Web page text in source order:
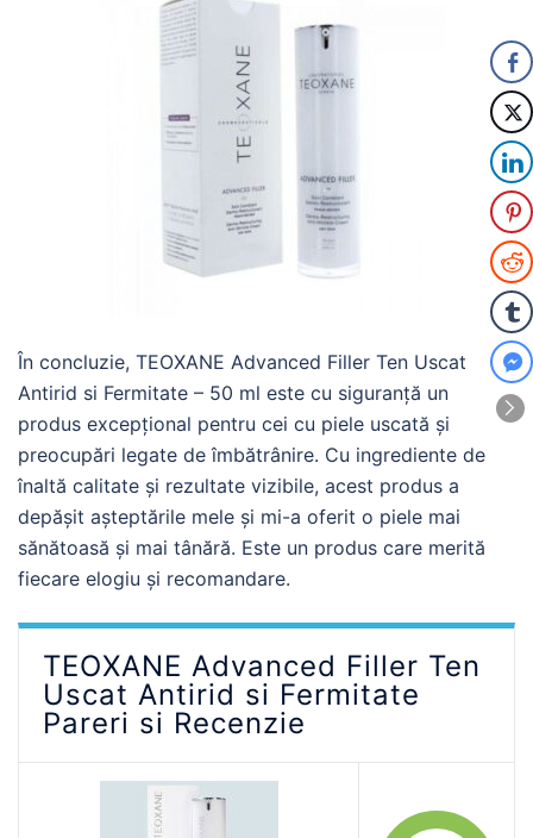
În concluzie, TEOXANE Advanced Filler Ten Uscat
Antirid si Fermitate – 50 ml este cu siguranță un
produs excepțional pentru cei cu piele uscată și
preocupări legate de îmbătrânire. Cu ingrediente de
înaltă calitate și rezultate vizibile, acest produs a
depășit așteptările mele și mi-a oferit o piele mai
sănătoasă și mai tânără. Este un produs care merită
fiecare elogiu și recomandare.
TEOXANE Advanced Filler Ten
Uscat Antirid si Fermitate
Pareri si Recenzie